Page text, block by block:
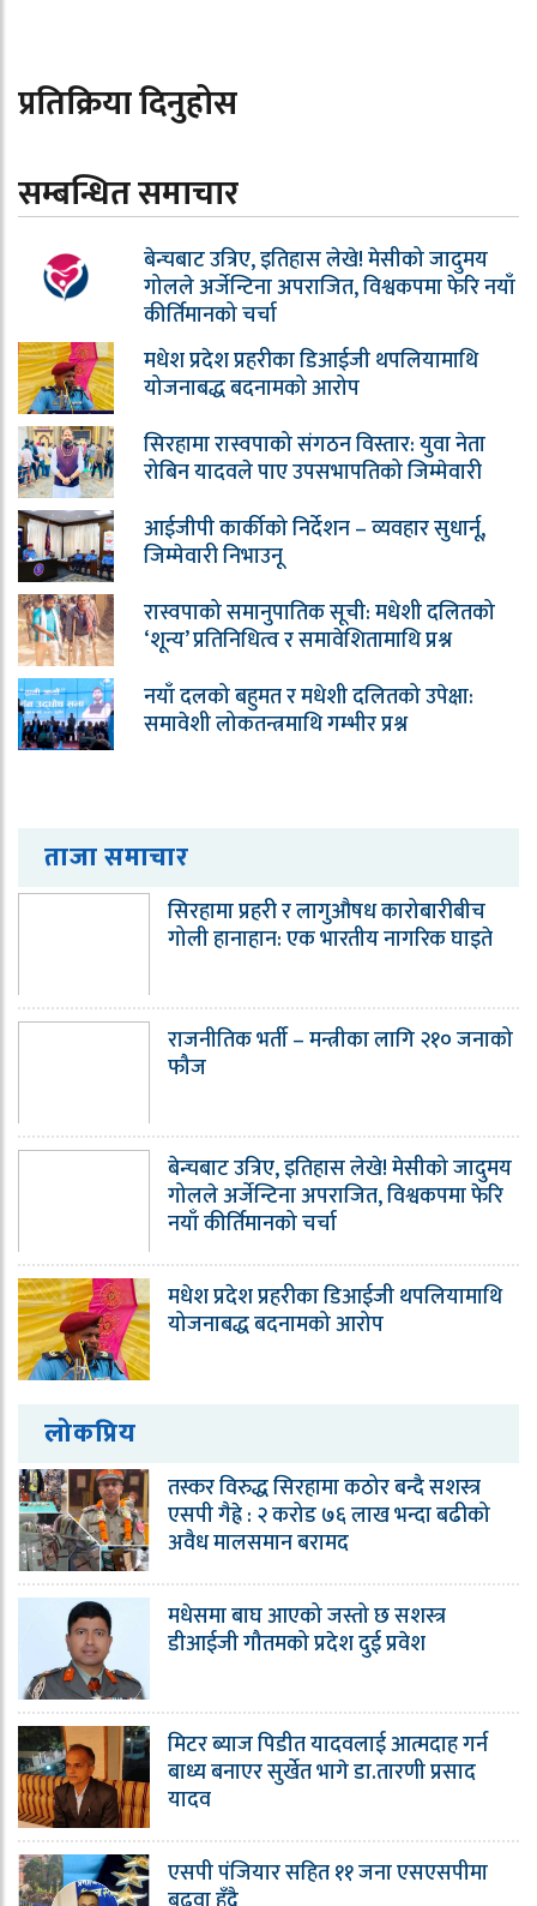
प्रतिक्रिया दिनुहोस
सम्बन्धित समाचार
बेन्चबाट उत्रिए, इतिहास लेखे! मेसीको जादुमय
गोलले अर्जेन्टिना अपराजित, विश्वकपमा फेरि नयाँ
कीर्तिमानको चर्चा
मधेश प्रदेश प्रहरीका डिआईजी थपलियामाथि
योजनाबद्ध बदनामको आरोप
सिरहामा रास्वपाको संगठन विस्तार: युवा नेता
रोबिन यादवले पाए उपसभापतिको जिम्मेवारी
आईजीपी कार्कीको निर्देशन – व्यवहार सुधार्नू,
जिम्मेवारी निभाउनू
रास्वपाको समानुपातिक सूची: मधेशी दलितको
‘शून्य’ प्रतिनिधित्व र समावेशितामाथि प्रश्न
नयाँ दलको बहुमत र मधेशी दलितको उपेक्षा:
समावेशी लोकतन्त्रमाथि गम्भीर प्रश्न
ताजा समाचार
सिरहामा प्रहरी र लागुऔषध कारोबारीबीच
गोली हानाहान: एक भारतीय नागरिक घाइते
राजनीतिक भर्ती – मन्त्रीका लागि २१० जनाको
फौज
बेन्चबाट उत्रिए, इतिहास लेखे! मेसीको जादुमय
गोलले अर्जेन्टिना अपराजित, विश्वकपमा फेरि
नयाँ कीर्तिमानको चर्चा
मधेश प्रदेश प्रहरीका डिआईजी थपलियामाथि
योजनाबद्ध बदनामको आरोप
लोकप्रिय
तस्कर विरुद्ध सिरहामा कठोर बन्दै सशस्त्र
एसपी गैह्रे : २ करोड ७६ लाख भन्दा बढीको
अवैध मालसमान बरामद
मधेसमा बाघ आएको जस्तो छ सशस्त्र
डीआईजी गौतमको प्रदेश दुई प्रवेश
मिटर ब्याज पिडीत यादवलाई आत्मदाह गर्न
बाध्य बनाएर सुर्खेत भागे डा.तारणी प्रसाद
यादव
एसपी पंजियार सहित ११ जना एसएसपीमा